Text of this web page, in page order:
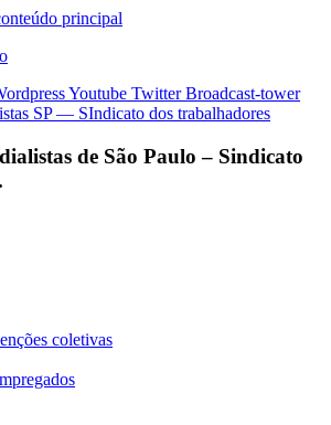
principal
Youtube Twitter Broadcast-tower
de São Paulo – Sindicato
coletivas